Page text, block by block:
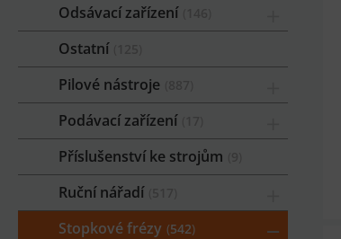
Odsávací zařízení
Ostatní
Pilové nástroje
Podávací zařízení
Příslušenství ke strojům
Ruční nářadí
Stopkové frézy 542